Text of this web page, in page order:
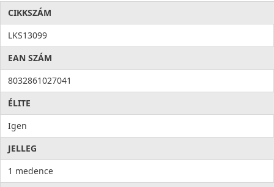
CIKKSZÁM
LKS13099
EAN SZÁM
8032861027041
ÉLITE
Igen
JELLEG
1 medence